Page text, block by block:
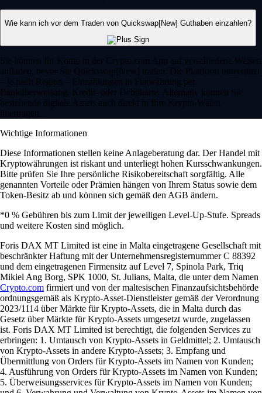
Wie kann ich vor dem Traden von Quickswap[New] Guthaben einzahlen?
Sie können Ihr Konto in der Crypto.com App auf verschiedene Weisen
aufladen, bevor Sie Quickswap[New] traden. Die Plattform unterstützt
– je nach Region – Einzahlungen in Fiatwährung per
Banküberweisung, Kredit- oder Debitkarte. Alternativ können Sie
bestehende digitale Assets auch direkt in Ihre Krypto-Wallet
übertragen.
Wichtige Informationen
Diese Informationen stellen keine Anlageberatung dar. Der Handel mit
Kryptowährungen ist riskant und unterliegt hohen Kursschwankungen.
Bitte prüfen Sie Ihre persönliche Risikobereitschaft sorgfältig. Alle
genannten Vorteile oder Prämien hängen von Ihrem Status sowie dem
Token-Besitz ab und können sich gemäß den AGB ändern.
*0 % Gebühren bis zum Limit der jeweiligen Level-Up-Stufe. Spreads
und weitere Kosten sind möglich.
Foris DAX MT Limited ist eine in Malta eingetragene Gesellschaft mit
beschränkter Haftung mit der Unternehmensregisternummer C 88392
und dem eingetragenen Firmensitz auf Level 7, Spinola Park, Triq
Mikiel Ang Borg, SPK 1000, St. Julians, Malta, die unter dem Namen
Crypto.com firmiert und von der maltesischen Finanzaufsichtsbehörde
ordnungsgemäß als Krypto-Asset-Dienstleister gemäß der Verordnung
2023/1114 über Märkte für Krypto-Assets, die in Malta durch das
Gesetz über Märkte für Krypto-Assets umgesetzt wurde, zugelassen
ist. Foris DAX MT Limited ist berechtigt, die folgenden Services zu
erbringen: 1. Umtausch von Krypto-Assets in Geldmittel; 2. Umtausch
von Krypto-Assets in andere Krypto-Assets; 3. Empfang und
Übermittlung von Orders für Krypto-Assets im Namen von Kunden;
4. Ausführung von Orders für Krypto-Assets im Namen von Kunden;
5. Überweisungsservices für Krypto-Assets im Namen von Kunden;